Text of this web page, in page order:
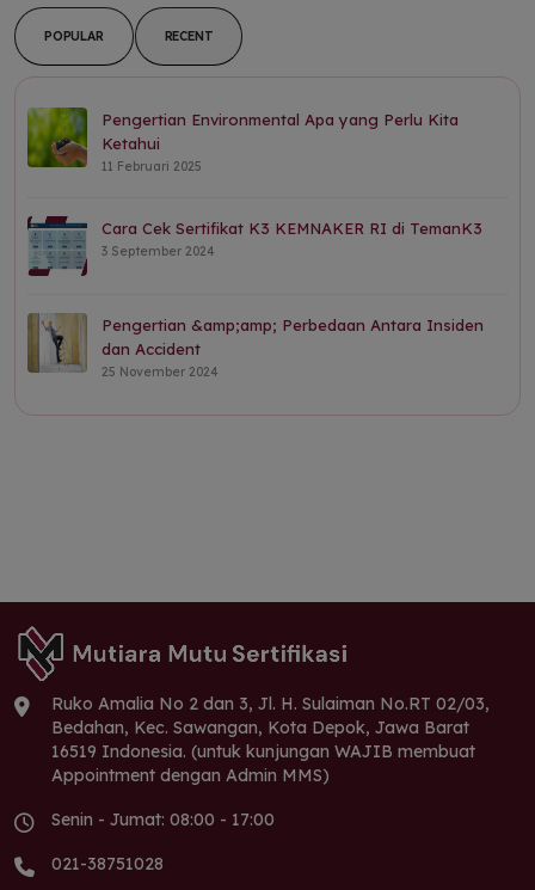
POPULAR RECENT
Pengertian Environmental Apa yang Perlu Kita
Ketahui
11 Februari 2025
Cara Cek Sertifikat K3 KEMNAKER RI di TemanK3
3 September 2024
Pengertian &amp;amp; Perbedaan Antara Insiden
dan Accident
25 November 2024
Ruko Amalia No 2 dan 3, Jl. H. Sulaiman No.RT 02/03,
Bedahan, Kec. Sawangan, Kota Depok, Jawa Barat
16519 Indonesia. (untuk kunjungan WAJIB membuat
Appointment dengan Admin MMS)
Senin - Jumat: 08:00 - 17:00
021-38751028